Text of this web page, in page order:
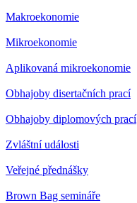
Makroekonomie
Mikroekonomie
Aplikovaná mikroekonomie
Obhajoby disertačních prací
Obhajoby diplomových prací
Zvláštní události
Veřejné přednášky
Brown Bag semináře